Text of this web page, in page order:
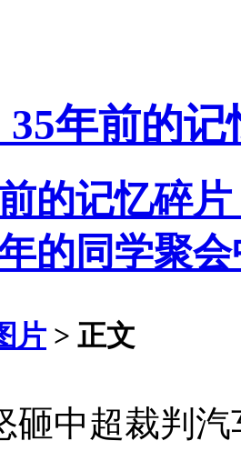
年前的记
的记忆碎
的同学聚
片 > 正文
砸中超裁判汽